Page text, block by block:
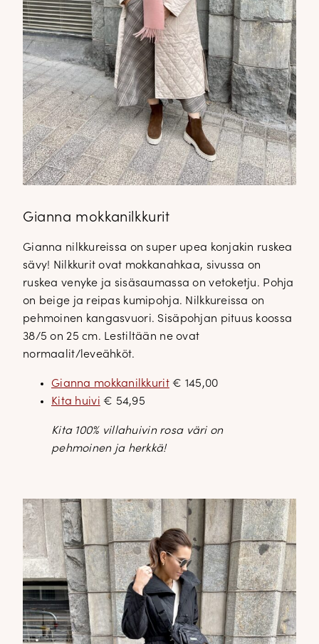
Gianna mokkanilkkurit
Gianna nilkkureissa on super upea konjakin ruskea
sävy! Nilkkurit ovat mokkanahkaa, sivussa on
ruskea venyke ja sisäsaumassa on vetoketju. Pohja
on beige ja reipas kumipohja. Nilkkureissa on
pehmoinen kangasvuori. Sisäpohjan pituus koossa
38/5 on 25 cm. Lestiltään ne ovat
normaalit/leveähköt.
Gianna mokkanilkkurit€ 145,00
Kita huivi € 54,95
Kita 100% villahuivin rosa väri on
pehmoinen ja herkkä!